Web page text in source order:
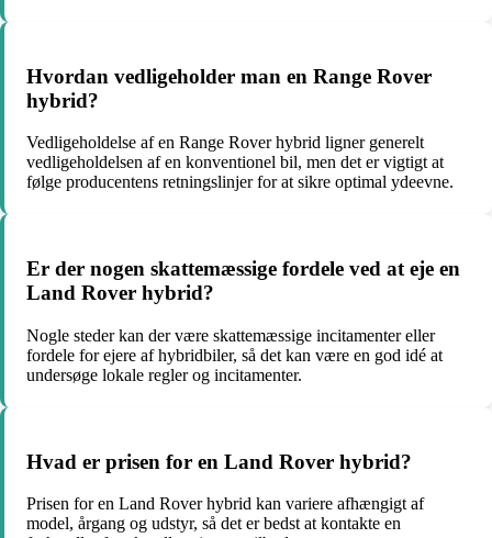
Hvordan vedligeholder man en Range Rover
hybrid?
Vedligeholdelse af en Range Rover hybrid ligner generelt
vedligeholdelsen af en konventionel bil, men det er vigtigt at
følge producentens retningslinjer for at sikre optimal ydeevne.
Er der nogen skattemæssige fordele ved at eje en
Land Rover hybrid?
Nogle steder kan der være skattemæssige incitamenter eller
fordele for ejere af hybridbiler, så det kan være en god idé at
undersøge lokale regler og incitamenter.
Hvad er prisen for en Land Rover hybrid?
Prisen for en Land Rover hybrid kan variere afhængigt af
model, årgang og udstyr, så det er bedst at kontakte en